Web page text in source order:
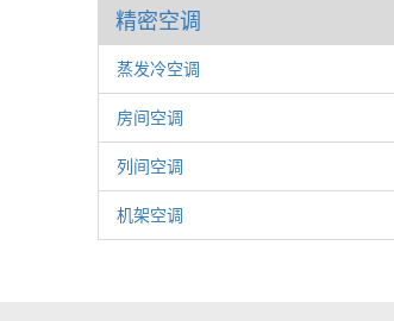
精密空调
蒸发冷空调
房间空调
列间空调
机架空调